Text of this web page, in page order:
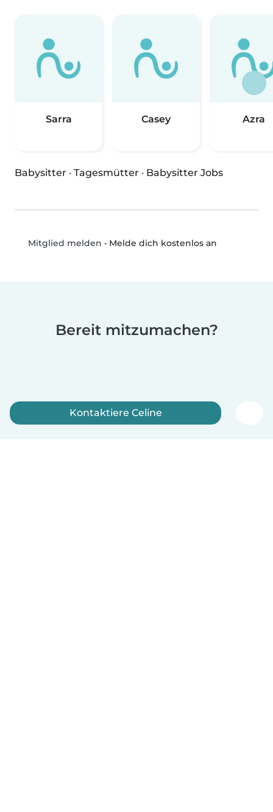
Sarra Casey Azra
Babysitter · Tagesmütter · Babysitter Jobs
Mitglied melden • Melde dich kostenlos an
Bereit mitzumachen?
Kontaktiere Celine